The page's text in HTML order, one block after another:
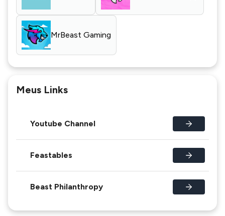
MrBeast Gaming
Meus Links
Youtube Channel
Feastables
Beast Philanthropy